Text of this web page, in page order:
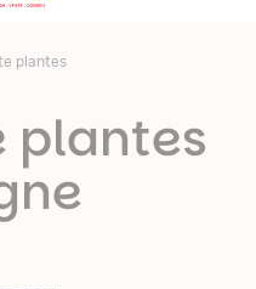
plantes
plantes